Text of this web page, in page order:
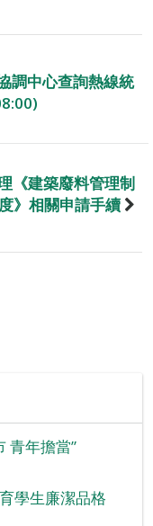
調中心查詢熱線統
《建築廢料管理制
度》相關申請手續
青年擔當”
學生廉潔品格